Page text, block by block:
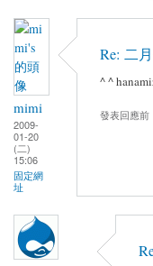
mimi
2009-
01-20
(二)
15:06
固定網
址
Re: 二
^ ^
發表回應前